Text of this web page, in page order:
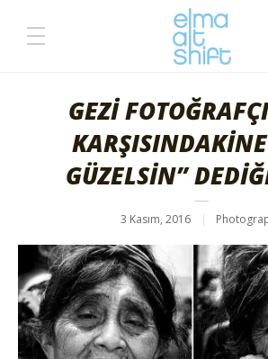
GEZİ
GÜZELSİN”
3 Kasım, 2016